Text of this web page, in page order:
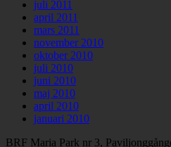
juli 2011
april 2011
mars 2011
november 2010
oktober 2010
juli 2010
juni 2010
maj 2010
april 2010
januari 2010
BRF Maria Park nr 3,